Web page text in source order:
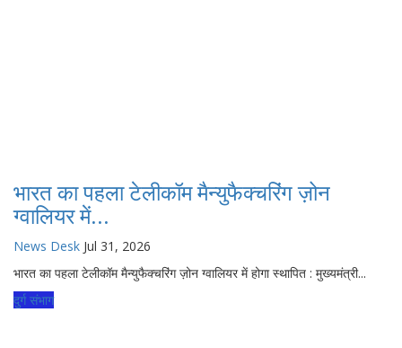
भारत का पहला टेलीकॉम मैन्युफैक्चरिंग ज़ोन
ग्वालियर में...
News Desk Jul 31, 2026
भारत का पहला टेलीकॉम मैन्युफैक्चरिंग ज़ोन ग्वालियर में होगा स्थापित : मुख्यमंत्री...
दुर्ग संभाग